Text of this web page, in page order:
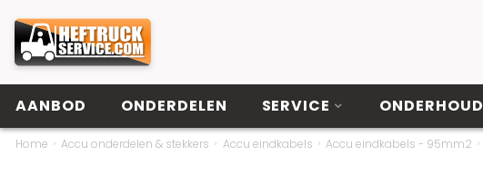
AANBOD ONDERDELEN SERVICE ONDERHOUD
Home Accu onderdelen & stekkers Accu eindkabels Accu eindkabels - 95mm2